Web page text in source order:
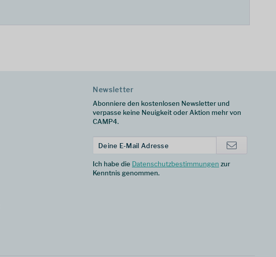
Newsletter
Abonniere den kostenlosen Newsletter und
verpasse keine Neuigkeit oder Aktion mehr von
CAMP4.
Ich habe die Datenschutzbestimmungen zur
Kenntnis genommen.